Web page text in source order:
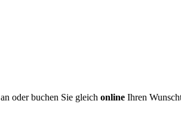
an oder buchen Sie gleich online Ihren